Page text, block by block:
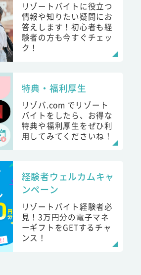
リゾートバイトに役立つ
情報や知りたい疑問にお
答えします！初心者も経
験者の方も今すぐチェッ
ク！
特典・福利厚生
リゾバ.com でリゾート
バイトをしたら、お得な
特典や福利厚生をぜひ利
用してみてくださいね！
経験者ウェルカムキャ
ンペーン
リゾートバイト経験者必
見！3万円分の電子マネ
ーギフトをGETするチャ
ンス！